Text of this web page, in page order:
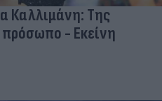
Καλλιμάνη: Της
- Εκείνη